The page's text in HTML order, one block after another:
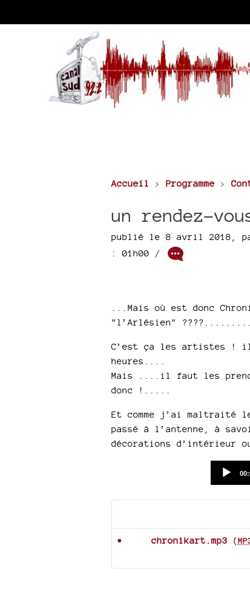
Accueil > Programme >
un rendez-
publié le 8 avril 2018
: 01h00 /
...Mais où est donc
"l’Arlésien"
C’est ça les artistes !
heures....
Mais ....il faut les
donc !.....
Et comme j’ai maltraité
passé à l’antenne, à
décorations d’intérieur
chronikart.mp3 (